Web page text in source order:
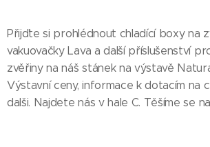
Přijďte si prohlédnout chladící boxy na
vakuovačky Lava a další příslušenství
zvěřiny na náš stánek na výstavě
Výstavní ceny, informace k dotacím na
dalši. Najdete nás v hale C. Těšíme se